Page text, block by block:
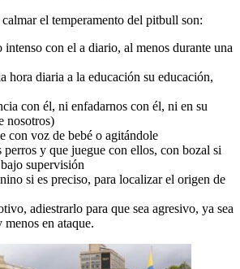
el temperamento del pitbull son:
con el a diario, al menos durante una
hora diaria a la educación su educación,
con él, ni enfadarnos con él, ni en su
nosotros)
con voz de bebé o agitándole
y que juegue con ellos, con bozal si
supervisión
si es preciso, para localizar el origen de
adiestrarlo para que sea agresivo, ya sea
menos en ataque.